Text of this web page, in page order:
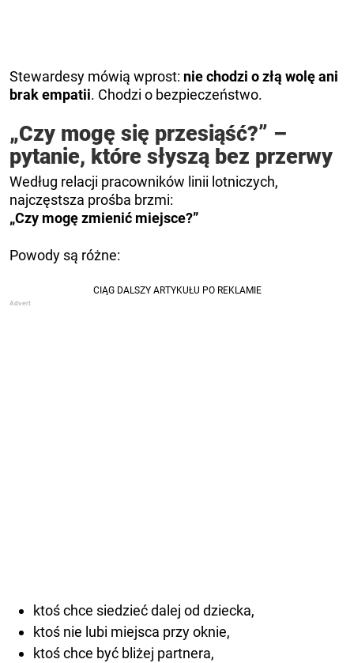
Stewardesy mówią wprost: nie chodzi o złą wolę ani
brak empatii. Chodzi o bezpieczeństwo.
„Czy mogę się przesiąść?” –
pytanie, które słyszą bez przerwy
Według relacji pracowników linii lotniczych,
najczęstsza prośba brzmi:
„Czy mogę zmienić miejsce?”
Powody są różne:
ktoś chce siedzieć dalej od dziecka,
ktoś nie lubi miejsca przy oknie,
ktoś chce być bliżej partnera,